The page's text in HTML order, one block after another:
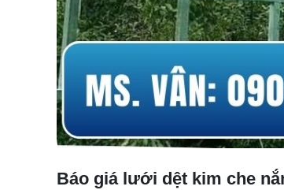
Báo giá lưới dệt kim che